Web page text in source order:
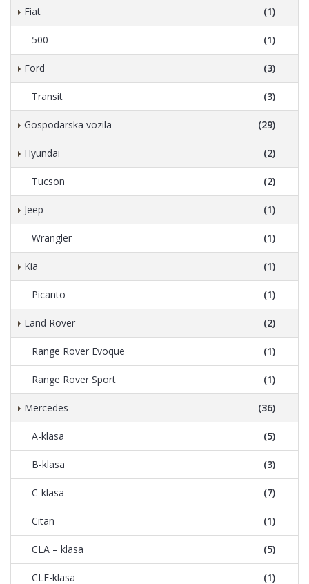
Fiat (1)
500 (1)
Ford (3)
Transit (3)
Gospodarska vozila (29)
Hyundai (2)
Tucson (2)
Jeep (1)
Wrangler (1)
Kia (1)
Picanto (1)
Land Rover (2)
Range Rover Evoque (1)
Range Rover Sport (1)
Mercedes (36)
A-klasa (5)
B-klasa (3)
C-klasa (7)
Citan (1)
CLA – klasa (5)
CLE-klasa (1)